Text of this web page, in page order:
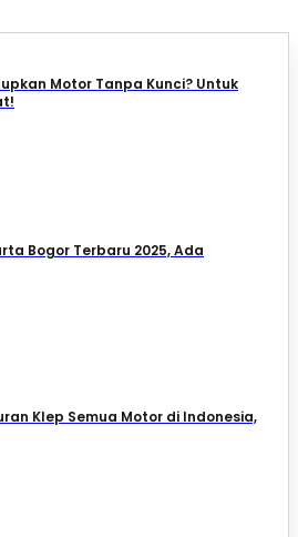
Motor Tanpa Kunci? Untuk
Bogor Terbaru 2025, Ada
Klep Semua Motor di Indonesia,